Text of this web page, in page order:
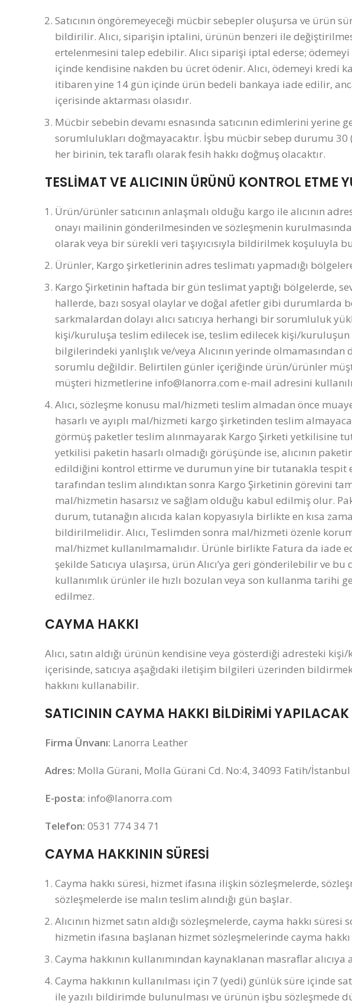
Satıcının öngöremeyeceği mücbir sebepler oluşursa ve ürün
bildirilir. Alıcı, siparişin iptalini, ürünün benzeri ile
ertelenmesini talep edebilir. Alıcı siparişi iptal ederse;
içinde kendisine nakden bu ücret ödenir. Alıcı, ödemeyi kredi
itibaren yine 14 gün içinde ürün bedeli bankaya iade edilir,
içerisinde aktarması olasıdır.
Mücbir sebebin devamı esnasında satıcının edimlerini
sorumlulukları doğmayacaktır. İşbu mücbir sebep durumu
her birinin, tek taraflı olarak fesih hakkı doğmuş olacaktır.
TESLİMAT VE ALICININ ÜRÜNÜ KONTROL ETME
Ürün/ürünler satıcının anlaşmalı olduğu kargo ile alıcının
onayı mailinin gönderilmesinden ve sözleşmenin
olarak veya bir sürekli veri taşıyıcısıyla bildirilmek koşuluyla
Ürünler, Kargo şirketlerinin adres teslimatı yapmadığı
Kargo Şirketinin haftada bir gün teslimat yaptığı bölgelerde,
hallerde, bazı sosyal olaylar ve doğal afetler gibi durumlarda
sarkmalardan dolayı alıcı satıcıya herhangi bir sorumluluk
kişi/kuruluşa teslim edilecek ise, teslim edilecek kişi/
bilgilerindeki yanlışlık ve/veya Alıcının yerinde
sorumlu değildir. Belirtilen günler içeriğinde ürün/ürünler
müşteri hizmetlerine info@lanorra.com e-mail adresini
Alıcı, sözleşme konusu mal/hizmeti teslim almadan önce
hasarlı ve ayıplı mal/hizmeti kargo şirketinden teslim
görmüş paketler teslim alınmayarak Kargo Şirketi yetkilisine
yetkilisi paketin hasarlı olmadığı görüşünde ise, alıcının
edildiğini kontrol ettirme ve durumun yine bir tutanakla tespit
tarafından teslim alındıktan sonra Kargo Şirketinin görevini
mal/hizmetin hasarsız ve sağlam olduğu kabul edilmiş olur.
durum, tutanağın alıcıda kalan kopyasıyla birlikte en kısa
bildirilmelidir. Alıcı, Teslimden sonra mal/hizmeti özenle
mal/hizmet kullanılmamalıdır. Ürünle birlikte Fatura da iade
şekilde Satıcıya ulaşırsa, ürün Alıcı’ya geri gönderilebilir ve
kullanımlık ürünler ile hızlı bozulan veya son kullanma tarihi
edilmez.
CAYMA HAKKI
Alıcı, satın aldığı ürünün kendisine veya gösterdiği adresteki
içerisinde, satıcıya aşağıdaki iletişim bilgileri üzerinden
hakkını kullanabilir.
SATICININ CAYMA HAKKI BİLDİRİMİ YAPILACAK
Firma Ünvanı: Lanorra Leather
Adres: Molla Gürani, Molla Gürani Cd. No:4, 34093 Fatih/İstanbul
E-posta: info@lanorra.com
Telefon: 0531 774 34 71
CAYMA HAKKININ SÜRESİ
Cayma hakkı süresi, hizmet ifasına ilişkin sözleşmelerde,
sözleşmelerde ise malın teslim alındığı gün başlar.
Alıcının hizmet satın aldığı sözleşmelerde, cayma hakkı
hizmetin ifasına başlanan hizmet sözleşmelerinde cayma
Cayma hakkının kullanımından kaynaklanan masraflar alıcıya
Cayma hakkının kullanılması için 7 (yedi) günlük süre içinde
ile yazılı bildirimde bulunulması ve ürünün işbu sözleşmede